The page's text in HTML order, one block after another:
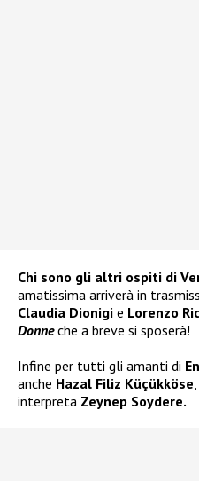
Chi sono gli altri ospiti di
amatissima arriverà in
Claudia Dionigi e Lorenzo
Donneche a breve si sposerà!
Infine per tutti gli amanti di
anche Hazal Filiz Küçükköse
interpreta Zeynep Soydere.